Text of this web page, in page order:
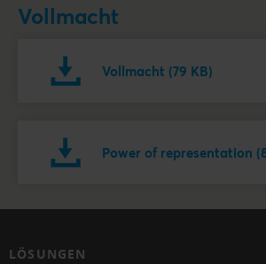
Vollmacht
Vollmacht (79 KB)
Power of representation
LÖSUNGEN